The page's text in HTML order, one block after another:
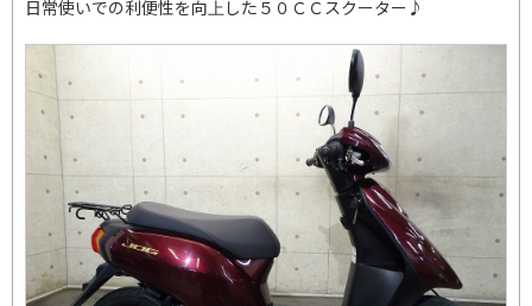
日常使いでの利便性を向上した５０ＣＣスクーター♪